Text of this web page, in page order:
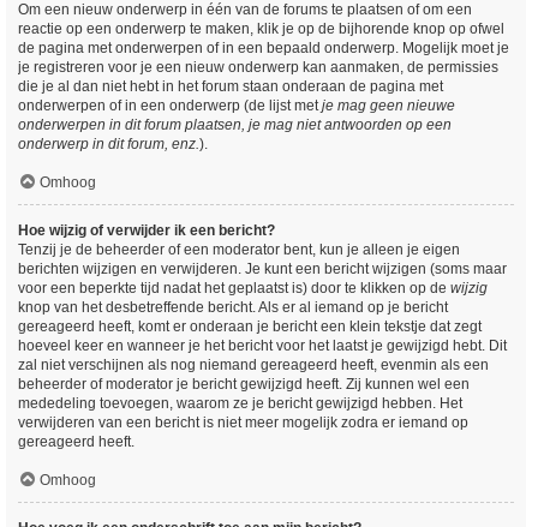
Om een nieuw onderwerp in één van de forums te plaatsen of om een
reactie op een onderwerp te maken, klik je op de bijhorende knop op ofwel
de pagina met onderwerpen of in een bepaald onderwerp. Mogelijk moet je
je registreren voor je een nieuw onderwerp kan aanmaken, de permissies
die je al dan niet hebt in het forum staan onderaan de pagina met
onderwerpen of in een onderwerp (de lijst metje mag geen nieuwe
onderwerpen in dit forum plaatsen, je mag niet antwoorden op een
onderwerp in dit forum, enz.).
Omhoog
Hoe wijzig of verwijder ik een bericht?
Tenzij je de beheerder of een moderator bent, kun je alleen je eigen
berichten wijzigen en verwijderen. Je kunt een bericht wijzigen (soms maar
voor een beperkte tijd nadat het geplaatst is) door te klikken op de wijzig
knop van het desbetreffende bericht. Als er al iemand op je bericht
gereageerd heeft, komt er onderaan je bericht een klein tekstje dat zegt
hoeveel keer en wanneer je het bericht voor het laatst je gewijzigd hebt. Dit
zal niet verschijnen als nog niemand gereageerd heeft, evenmin als een
beheerder of moderator je bericht gewijzigd heeft. Zij kunnen wel een
mededeling toevoegen, waarom ze je bericht gewijzigd hebben. Het
verwijderen van een bericht is niet meer mogelijk zodra er iemand op
gereageerd heeft.
Omhoog